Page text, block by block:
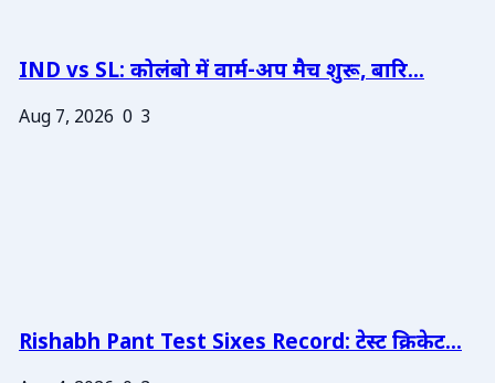
IND vs SL: कोलंबो में वार्म-अप मैच शुरू, बारि...
Aug 7, 2026 0 3
Rishabh Pant Test Sixes Record: टेस्ट क्रिकेट...